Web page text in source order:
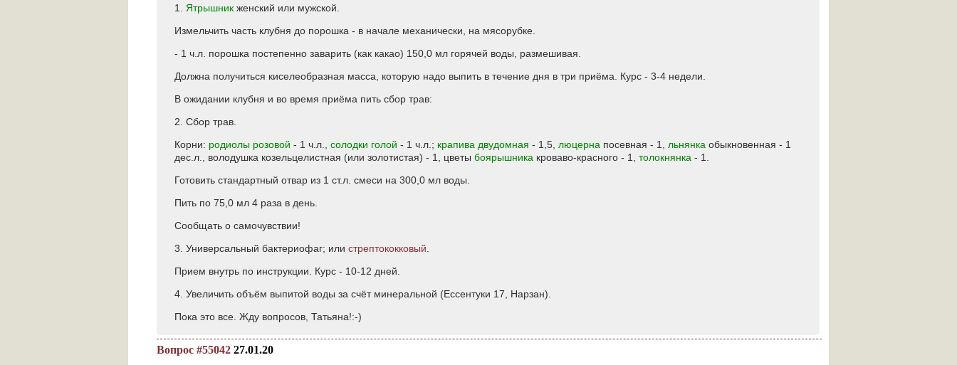
1. Ятрышник женский или мужской.
Измельчить часть клубня до порошка - в начале механически, на мясорубке.
- 1 ч.л. порошка постепенно заварить (как какао) 150,0 мл горячей воды, размешивая.
Должна получиться киселеобразная масса, которую надо выпить в течение дня в три приёма. Курс - 3-4 недели.
В ожидании клубня и во время приёма пить сбор трав:
2. Сбор трав.
Корни: родиолы розовой - 1 ч.л., солодки голой - 1 ч.л.; крапива двудомная - 1,5, люцерна посевная - 1, льнянка обыкновенная - 1
дес.л., володушка козельцелистная (или золотистая) - 1, цветы боярышника кроваво-красного - 1, толокнянка - 1.
Готовить стандартный отвар из 1 ст.л. смеси на 300,0 мл воды.
Пить по 75,0 мл 4 раза в день.
Сообщать о самочувствии!
3. Универсальный бактериофаг; или стрептококковый
Прием внутрь по инструкции. Курс - 10-12 дней.
4. Увеличить объём выпитой воды за счёт минеральной (Ессентуки 17, Нарзан).
Пока это все. Жду вопросов, Татьяна!:-)
Вопрос #55042 27.01.20